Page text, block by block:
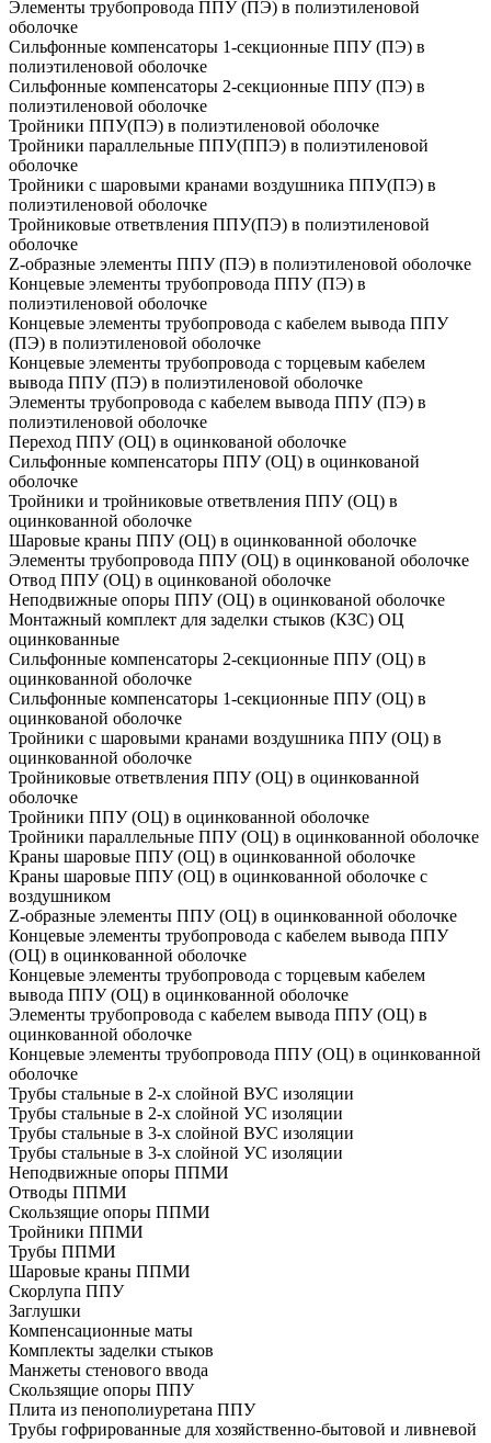
Элементы трубопровода ППУ (ПЭ) в полиэтиленовой
оболочке
Сильфонные компенсаторы 1-секционные ППУ (ПЭ) в
полиэтиленовой оболочке
Сильфонные компенсаторы 2-секционные ППУ (ПЭ) в
полиэтиленовой оболочке
Тройники ППУ(ПЭ) в полиэтиленовой оболочке
Тройники параллельные ППУ(ППЭ) в полиэтиленовой
оболочке
Тройники с шаровыми кранами воздушника ППУ(ПЭ) в
полиэтиленовой оболочке
Тройниковые ответвления ППУ(ПЭ) в полиэтиленовой
оболочке
Z-образные элементы ППУ (ПЭ) в полиэтиленовой оболочке
Концевые элементы трубопровода ППУ (ПЭ) в
полиэтиленовой оболочке
Концевые элементы трубопровода с кабелем вывода ППУ
(ПЭ) в полиэтиленовой оболочке
Концевые элементы трубопровода с торцевым кабелем
вывода ППУ (ПЭ) в полиэтиленовой оболочке
Элементы трубопровода с кабелем вывода ППУ (ПЭ) в
полиэтиленовой оболочке
Переход ППУ (ОЦ) в оцинкованой оболочке
Сильфонные компенсаторы ППУ (ОЦ) в оцинкованой
оболочке
Тройники и тройниковые ответвления ППУ (ОЦ) в
оцинкованной оболочке
Шаровые краны ППУ (ОЦ) в оцинкованной оболочке
Элементы трубопровода ППУ (ОЦ) в оцинкованой оболочке
Отвод ППУ (ОЦ) в оцинкованой оболочке
Неподвижные опоры ППУ (ОЦ) в оцинкованой оболочке
Монтажный комплект для заделки стыков (КЗС) ОЦ
оцинкованные
Сильфонные компенсаторы 2-секционные ППУ (ОЦ) в
оцинкованной оболочке
Сильфонные компенсаторы 1-секционные ППУ (ОЦ) в
оцинкованой оболочке
Тройники с шаровыми кранами воздушника ППУ (ОЦ) в
оцинкованной оболочке
Тройниковые ответвления ППУ (ОЦ) в оцинкованной
оболочке
Тройники ППУ (ОЦ) в оцинкованной оболочке
Тройники параллельные ППУ (ОЦ) в оцинкованной оболочке
Краны шаровые ППУ (ОЦ) в оцинкованной оболочке
Краны шаровые ППУ (ОЦ) в оцинкованной оболочке с
воздушником
Z-образные элементы ППУ (ОЦ) в оцинкованной оболочке
Концевые элементы трубопровода с кабелем вывода ППУ
(ОЦ) в оцинкованной оболочке
Концевые элементы трубопровода с торцевым кабелем
вывода ППУ (ОЦ) в оцинкованной оболочке
Элементы трубопровода с кабелем вывода ППУ (ОЦ) в
оцинкованной оболочке
Концевые элементы трубопровода ППУ (ОЦ) в оцинкованной
оболочке
Трубы стальные в 2-х слойной ВУС изоляции
Трубы стальные в 2-х слойной УС изоляции
Трубы стальные в 3-х слойной ВУС изоляции
Трубы стальные в 3-х слойной УС изоляции
Неподвижные опоры ППМИ
Отводы ППМИ
Скользящие опоры ППМИ
Тройники ППМИ
Трубы ППМИ
Шаровые краны ППМИ
Скорлупа ППУ
Заглушки
Компенсационные маты
Комплекты заделки стыков
Манжеты стенового ввода
Скользящие опоры ППУ
Плита из пенополиуретана ППУ
Трубы гофрированные для хозяйственно-бытовой и ливневой